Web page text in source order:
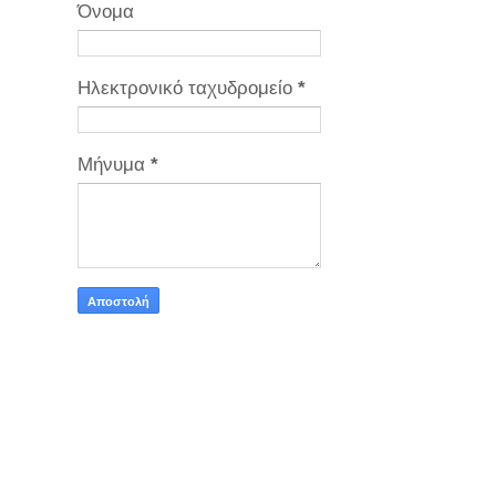
Όνομα
Ηλεκτρονικό ταχυδρομείο *
Μήνυμα *